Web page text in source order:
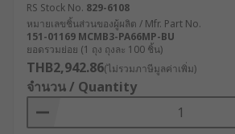
RS Stock No. 829-6108
หมายเลขชิ้นส่วนของผู้ผลิต / Mfr. Part No.
151-01169 MCMB3-PA66MP-BU
ยอดรวมย่อย (1 ถุง ถุงละ 100 ชิ้น)
THB2,942.86(ไม่รวมภาษีมูลค่าเพิ่ม)
จำนวน / Quantity